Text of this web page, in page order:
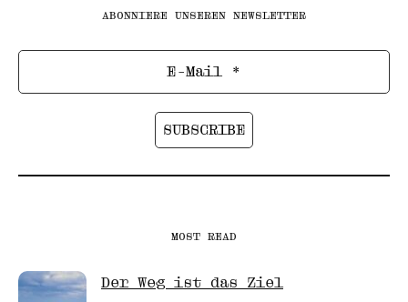
ABONNIERE UNSEREN NEWSLETTER
MOST READ
Der Weg ist das Ziel